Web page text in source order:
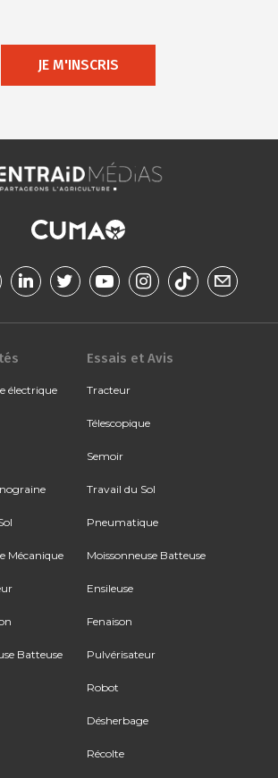
JE M'INSCRIS
électrique
Mécanique
Batteuse
Essais et Avis
Tracteur
Télescopique
Semoir
Travail du Sol
Pneumatique
Moissonneuse Batteuse
Ensileuse
Fenaison
Pulvérisateur
Robot
Désherbage
Récolte